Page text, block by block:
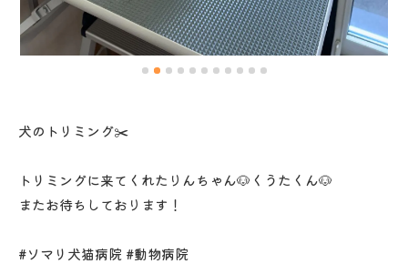
犬のトリミング✂️
トリミングに来てくれたりんちゃん🐶くうたくん🐶
またお待ちしております！
#ソマリ犬猫病院 #動物病院